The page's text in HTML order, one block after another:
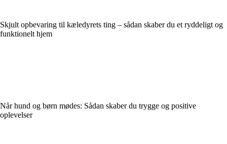
Skjult opbevaring til kæledyrets ting – sådan skaber du et ryddeligt og
funktionelt hjem
Når hund og børn mødes: Sådan skaber du trygge og positive
oplevelser